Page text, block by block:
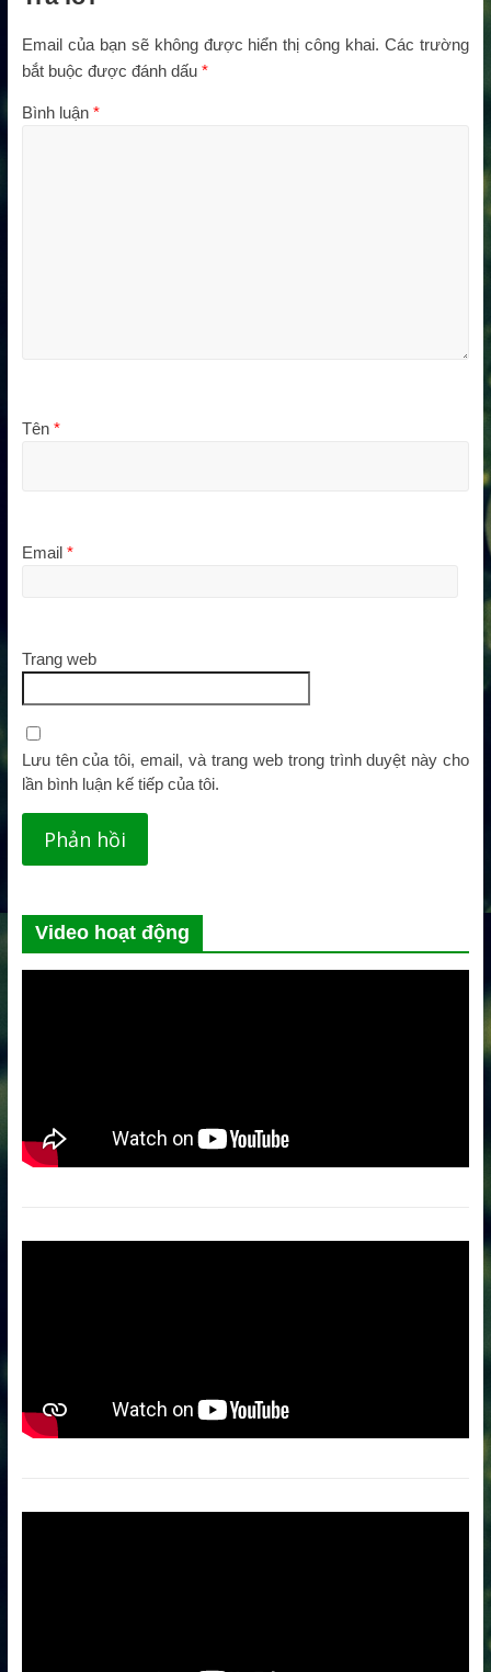
Email của bạn sẽ không được hiển thị công khai. Các trường
bắt buộc được đánh dấu *
Bình luận *
Tên *
Email *
Trang web
Lưu tên của tôi, email, và trang web trong trình duyệt này cho
lần bình luận kế tiếp của tôi.
Video hoạt động